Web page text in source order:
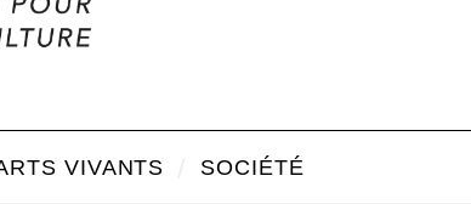
VIVANTS SOCIÉTÉ